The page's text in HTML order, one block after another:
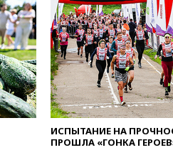
05:10
04:00
быть
03:16
ИСПЫТАНИЕ НА
ПРОШЛА «ГОНКА